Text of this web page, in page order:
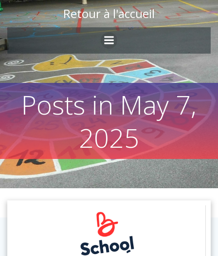
Skip
to
content
Retour à l'accueil
Posts in May 7,
2025